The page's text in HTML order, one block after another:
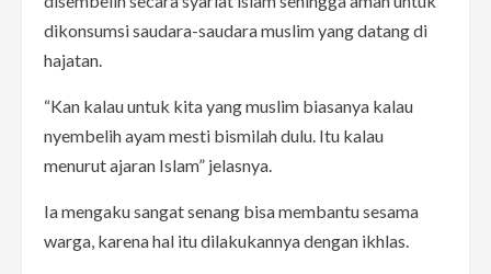
dikonsumsi saudara-saudara muslim yang datang di
hajatan.
“Kan kalau untuk kita yang muslim biasanya kalau
nyembelih ayam mesti bismilah dulu. Itu kalau
menurut ajaran Islam” jelasnya.
Ia mengaku sangat senang bisa membantu sesama
warga, karena hal itu dilakukannya dengan ikhlas.